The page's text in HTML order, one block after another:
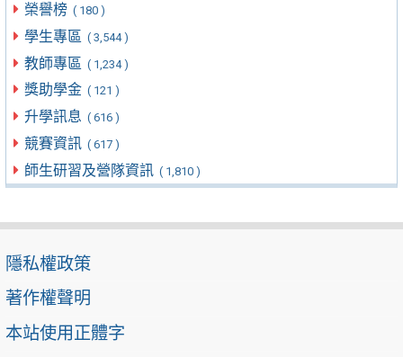
榮譽榜 ( 180 )
學生專區 ( 3,544 )
教師專區 ( 1,234 )
獎助學金 ( 121 )
升學訊息 ( 616 )
競賽資訊 ( 617 )
師生研習及營隊資訊 ( 1,810 )
隱私權政策
著作權聲明
本站使用正體字